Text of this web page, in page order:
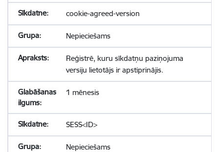
cookie-agreed-version
Nepieciešams
Reģistrē, kuru sīkdatņu paziņojuma
versiju lietotājs ir apstiprinājis.
1 mēnesis
SESS<ID>
Nepieciešams